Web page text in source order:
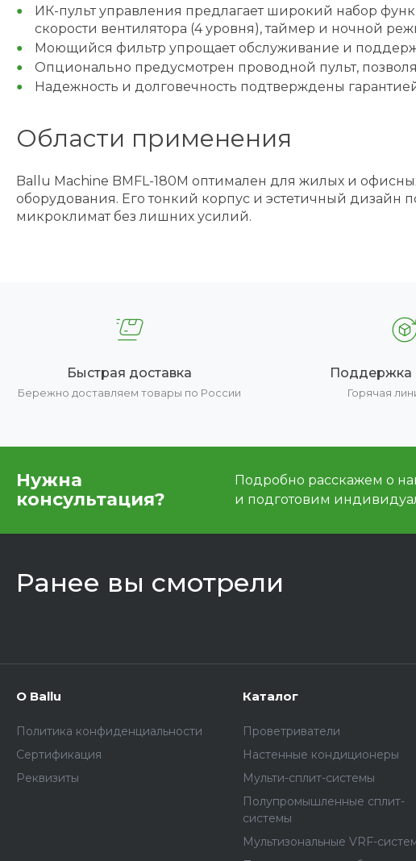
ИК-пульт управления предлагает широкий набор
скорости вентилятора (4 уровня), таймер и ночной
Моющийся фильтр упрощает обслуживание и
Опционально предусмотрен проводной пульт,
Надежность и долговечность подтверждены
Области применения
Ballu Machine BMFL-180M оптимален для жилых и
оборудования. Его тонкий корпус и эстетичный дизайн
микроклимат без лишних усилий.
Быстрая доставка
Бережно доставляем товары по России
Поддержка
Горячая
Нужна
консультация?
Подробно расскажем о
и подготовим
Ранее вы смотрели
О Ballu
Политика конфиденциальности
Сертификация
Реквизиты
Каталог
Проветриватели
Настенные кондиционеры
Мульти-сплит-системы
Полупромышленные сплит-
системы
Мультизональные VRF-